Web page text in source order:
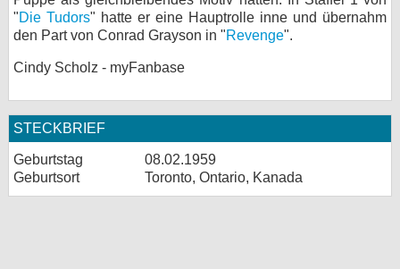
"Die Tudors" hatte er eine Hauptrolle inne und übernahm
den Part von Conrad Grayson in "Revenge".
Cindy Scholz - myFanbase
STECKBRIEF
Geburtstag
08.02.1959
Geburtsort
Toronto, Ontario, Kanada
Forum
bei Facebook
Kontakt
Nutzungsbedingungen